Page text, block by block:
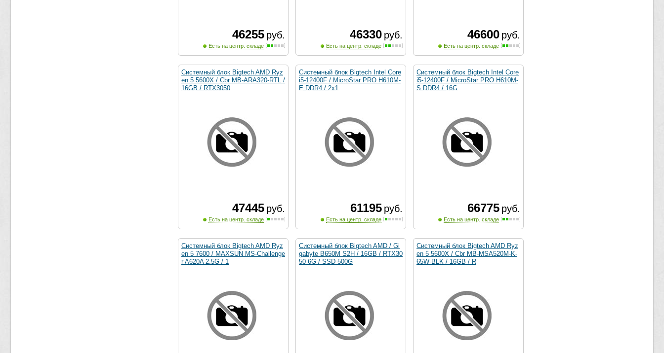
46255 руб.
Есть на центр. складе
46330 руб.
Есть на центр. складе
46600 руб.
Есть на центр. складе
Системный блок Bigtech AMD Ryz
en 5 5600X / Cbr MB-ARA320-RTL /
16GB / RTX3050
47445 руб.
Есть на центр. складе
Системный блок Bigtech Intel Core
i5-12400F / MicroStar PRO H610M-
E DDR4 / 2x1
61195 руб.
Есть на центр. складе
Системный блок Bigtech Intel Core
i5-12400F / MicroStar PRO H610M-
S DDR4 / 16G
66775 руб.
Есть на центр. складе
Системный блок Bigtech AMD Ryz
en 5 7600 / MAXSUN MS-Challenge
r A620A 2.5G / 1
Системный блок Bigtech AMD / Gi
gabyte B650M S2H / 16GB / RTX30
50 6G / SSD 500G
Системный блок Bigtech AMD Ryz
en 5 5600X / Cbr MB-MSA520M-K-
65W-BLK / 16GB / R